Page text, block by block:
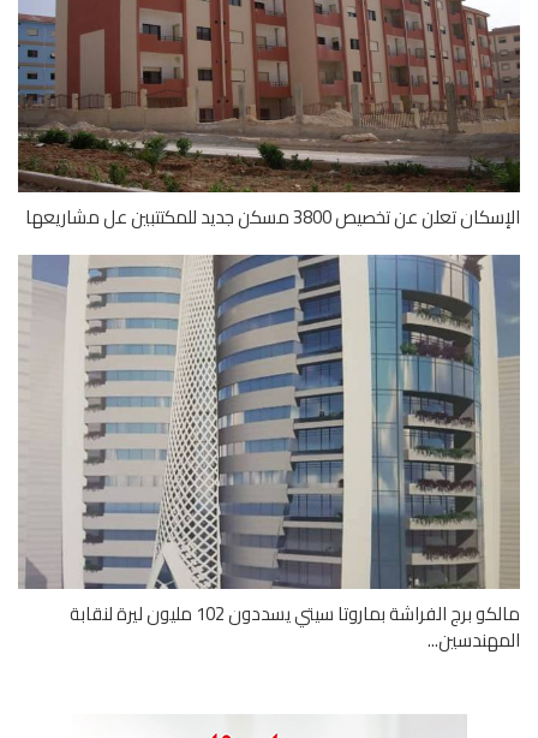
تعلن عن تخصيص 3800 مسكن جديد للمكتتبين عل مشاريعها
مالكو برج الفراشة بماروتا سيتي يسددون 102 مليون ليرة لنقابة